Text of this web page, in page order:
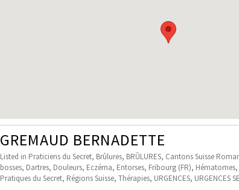
GREMAUD BERNADETTE
Listed in Praticiens du Secret, Brûlures, BRÛLURES, Cantons Suisse
bosses, Dartres, Douleurs, Eczéma, Entorses, Fribourg (FR), Hématomes,
Pratiques du Secret, Régions Suisse, Thérapies, URGENCES, URGENCES